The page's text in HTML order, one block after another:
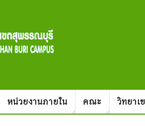
หน่วยงานภายใน คณะ วิทยาเ